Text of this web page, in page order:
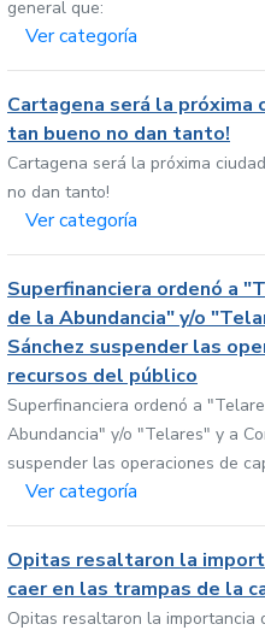
general que:
Ver categoría
Cartagena será la próxima
tan bueno no dan tanto!
Cartagena será la próxima
no dan tanto!
Ver categoría
Superfinanciera ordenó a
de la Abundancia" y/o
Sánchez suspender las
recursos del público
Superfinanciera ordenó a
Abundancia" y/o "Telares" y a
suspender las operaciones de
Ver categoría
Opitas resaltaron la
caer en las trampas de la
Opitas resaltaron la importancia